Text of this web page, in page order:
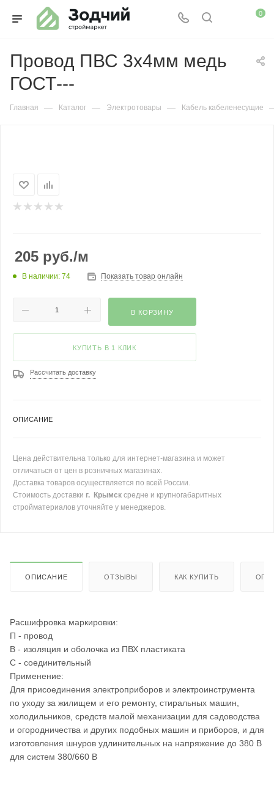
0
Провод ПВС 3х4мм медь
ГОСТ---
Главная — Каталог — Электротовары — Кабель кабеленесущие
205 руб./м
В наличии: 74 Показать товар онлайн
В КОРЗИНУ
КУПИТЬ В 1 КЛИК
Рассчитать доставку
ОПИСАНИЕ
Цена действительна только для интернет-магазина и может
отличаться от цен в розничных магазинах.
Доставка товаров осуществляется по всей России.
Стоимость доставки г. Крымск средне и крупногабаритных
стройматериалов уточняйте у менеджеров.
ОПИСАНИЕ ОТЗЫВЫ КАК КУПИТЬ
Расшифровка маркировки:
П - провод
В - изоляция и оболочка из ПВХ пластиката
С - соединительный
Применение:
Для присоединения электроприборов и электроинструмента
по уходу за жилищем и его ремонту, стиральных машин,
холодильников, средств малой механизации для садоводства
и огородничества и других подобных машин и приборов, и для
изготовления шнуров удлинительных на напряжение до 380 В
для систем 380/660 В